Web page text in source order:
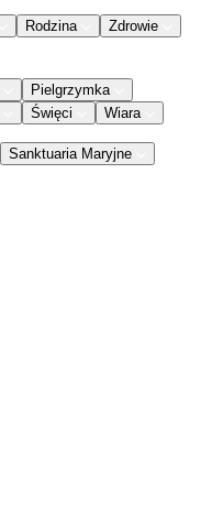
Rodzina
Zdrowie
Pielgrzymka
Święci Wiara
Sanktuaria Maryjne